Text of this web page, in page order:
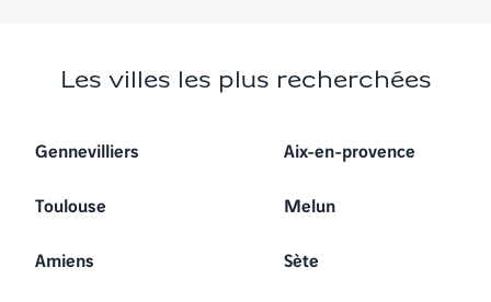
Les villes les plus recherchées
Gennevilliers Aix-en-provence
Toulouse Melun
Amiens Sète